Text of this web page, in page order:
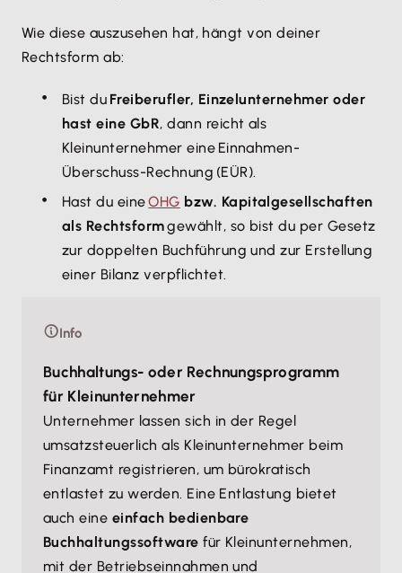
Wie diese auszusehen hat, hängt von deiner
Rechtsform ab:
Bist du Freiberufler, Einzelunternehmer oder
hast eine GbR, dann reicht als
Kleinunternehmer eine Einnahmen-
Überschuss-Rechnung (EÜR).
Hast du eineOHG bzw. Kapitalgesellschaften
als Rechtsformgewählt, so bist du per Gesetz
zur doppelten Buchführung und zur Erstellung
einer Bilanz verpflichtet.
Info
Buchhaltungs- oder Rechnungsprogramm
für Kleinunternehmer
Unternehmer lassen sich in der Regel
umsatzsteuerlich als Kleinunternehmer beim
Finanzamt registrieren, um bürokratisch
entlastet zu werden. Eine Entlastung bietet
auch eine einfach bedienbare
Buchhaltungssoftware für Kleinunternehmen,
mit der Betriebseinnahmen und